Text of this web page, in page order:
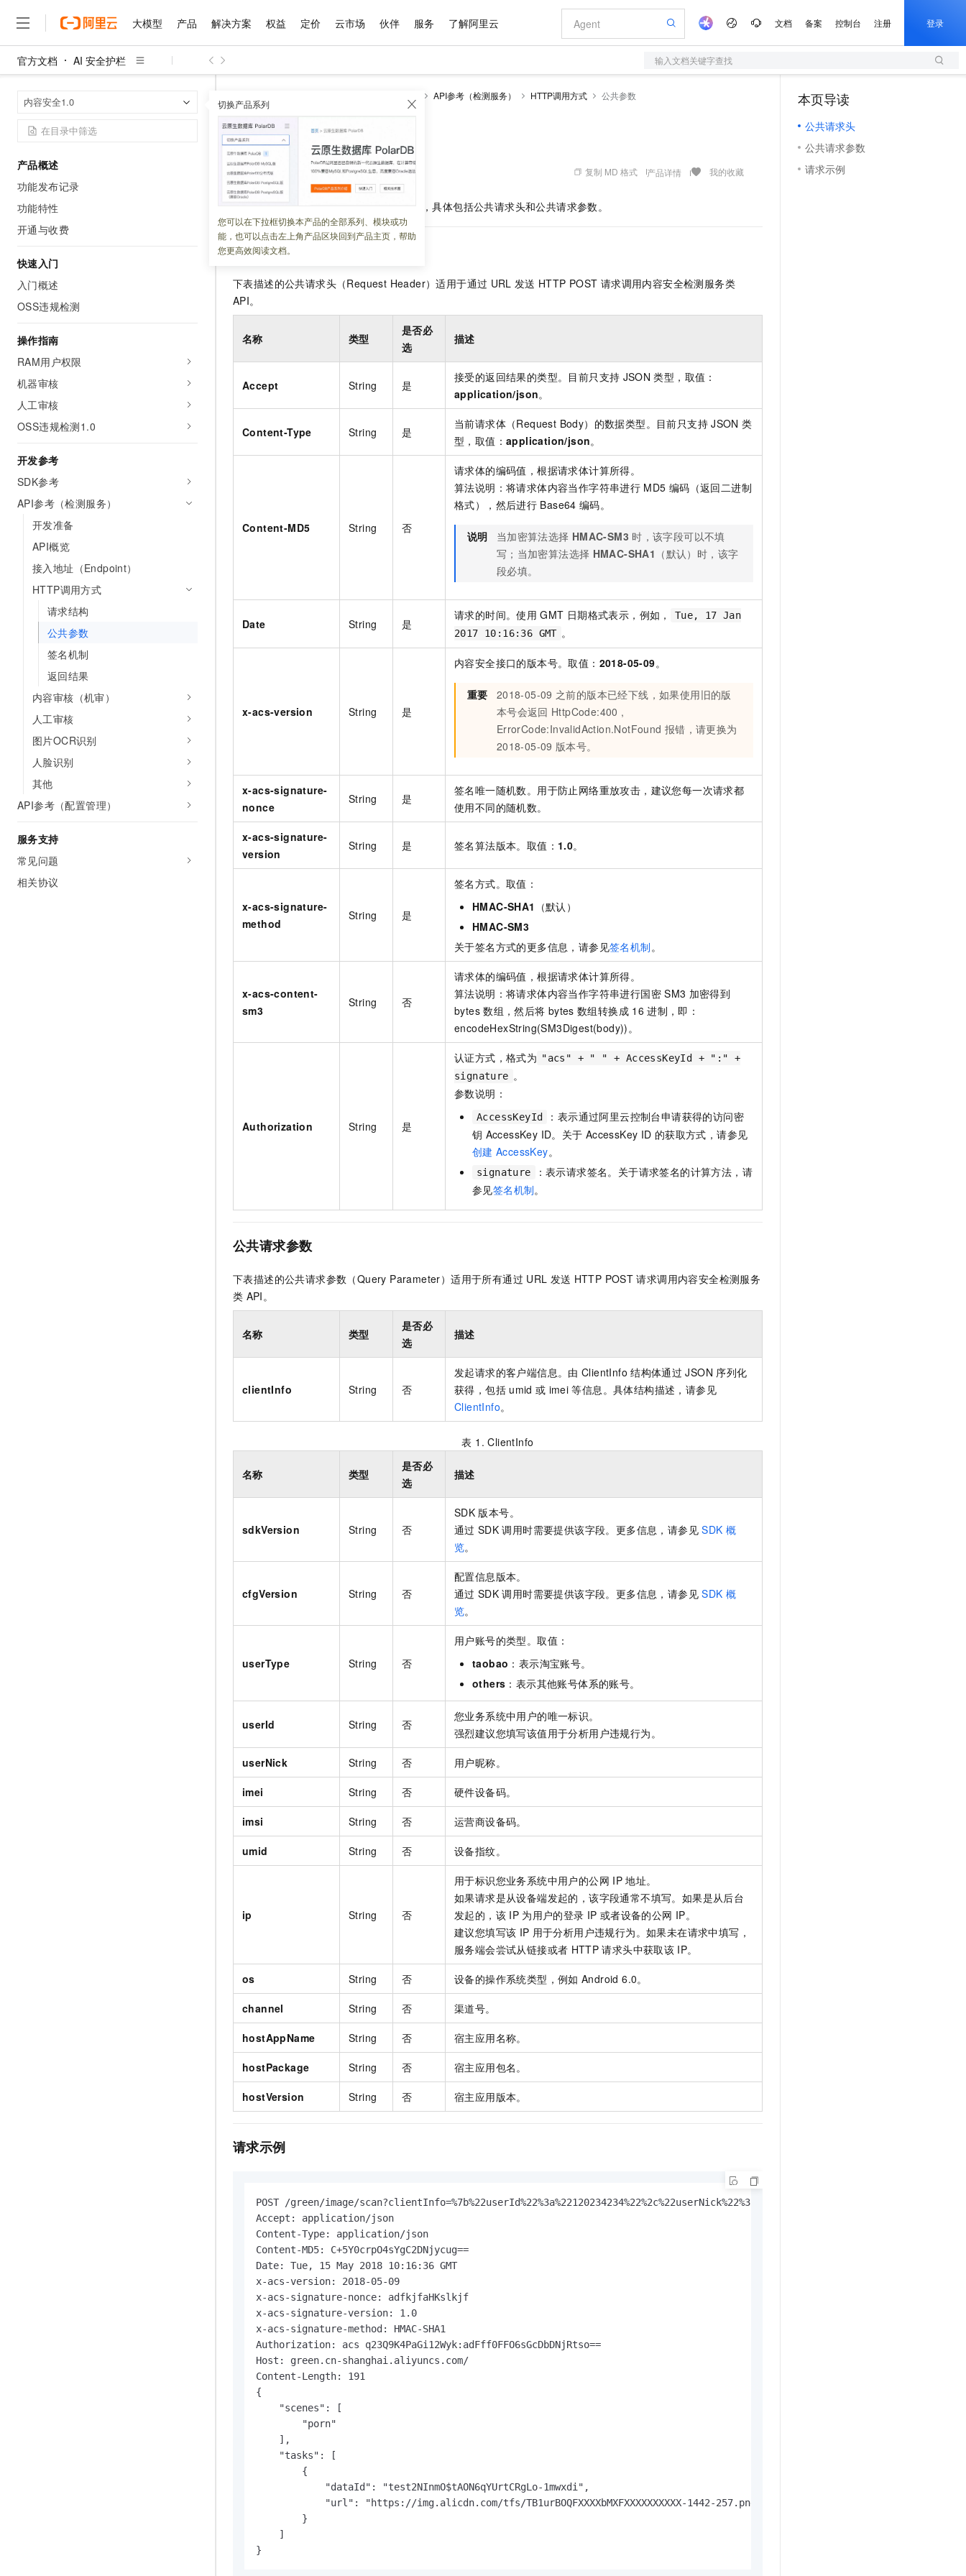
大模型 产品 解决方案 权益 定价 云市场 伙伴 服务 了解阿里云 文档 备案 控制台 注册 登录
官方文档 AI 安全护栏 输入文档关键字查找
内容安全1.0 切换产品系列
您可以在下拉框切换本产品的全部系列、模块或功
能，也可以点击左上角产品区块回到产品主页，帮助
您更高效阅读文档。
产品概述
功能发布记录
功能特性
开通与收费
快速入门
入门概述
OSS违规检测
操作指南
RAM用户权限
机器审核
人工审核
OSS违规检测1.0
开发参考
SDK参考
API参考（检测服务）
开发准备
API概览
接入地址（Endpoint）
HTTP调用方式
请求结构
公共参数
签名机制
返回结果
内容审核（机审）
人工审核
图片OCR识别
人脸识别
其他
API参考（配置管理）
服务支持
常见问题
相关协议
API参考（检测服务） HTTP调用方式 公共参数
公共参数
更新时间： 2026-05-05 01:54:40 复制 MD 格式 产品详情 我的收藏
请求都包含的内容，具体包括公共请求头和公共请求参数。
公共请求头
下表描述的公共请求头（Request Header）适用于通过 URL 发送 HTTP POST 请求调用内容安全检测服务类
API。
名称 类型
是否必
选
描述
Accept String 是
接受的返回结果的类型。目前只支持 JSON 类型，取值：
application/json。
Content-Type String 是
当前请求体（Request Body）的数据类型。目前只支持 JSON 类
型，取值： application/json。
Content-MD5 String 否
请求体的编码值，根据请求体计算所得。
算法说明：将请求体内容当作字符串进行 MD5 编码（返回二进制
格式），然后进行 Base64 编码。
说明 当加密算法选择 HMAC-SM3 时，该字段可以不填
写；当加密算法选择 HMAC-SHA1 （默认）时，该字
段必填。
Date String 是
请求的时间。使用 GMT 日期格式表示，例如，
Tue, 17 Jan
2017 10:16:36 GMT 。
x-acs-version String 是
内容安全接口的版本号。取值： 2018-05-09。
重要 2018-05-09 之前的版本已经下线，如果使用旧的版
本号会返回 HttpCode:400 ,
ErrorCode:InvalidAction.NotFound 报错，请更换为
2018-05-09 版本号。
x-acs-signature-
nonce
String 是
签名唯一随机数。用于防止网络重放攻击，建议您每一次请求都
使用不同的随机数。
x-acs-signature-
version
String 是 签名算法版本。取值： 1.0。
x-acs-signature-
method
String 是
签名方式。取值：
HMAC-SHA1 （默认）
HMAC-SM3
关于签名方式的更多信息，请参见签名机制。
x-acs-content-
sm3
String 否
请求体的编码值，根据请求体计算所得。
算法说明：将请求体内容当作字符串进行国密 SM3 加密得到
bytes 数组，然后将 bytes 数组转换成 16 进制，即：
encodeHexString(SM3Digest(body))。
Authorization String 是
认证方式，格式为 "acs" + " " + AccessKeyId + ":" +
signature 。
参数说明：
AccessKeyId
：表示通过阿里云控制台申请获得的访问密
钥 AccessKey ID。关于 AccessKey ID 的获取方式，请参见
创建 AccessKey。
signature
：表示请求签名。关于请求签名的计算方法，请
参见签名机制。
公共请求参数
下表描述的公共请求参数（Query Parameter）适用于所有通过 URL 发送 HTTP POST 请求调用内容安全检测服务
类 API。
名称 类型
是否必
选
描述
clientInfo String 否
发起请求的客户端信息。由 ClientInfo 结构体通过 JSON 序列化
获得，包括 umid 或 imei 等信息。具体结构描述，请参见
ClientInfo。
表 1.ClientInfo
名称 类型
是否必
选
描述
sdkVersion String 否
SDK 版本号。
通过 SDK 调用时需要提供该字段。更多信息，请参见 SDK 概
览。
cfgVersion String 否
配置信息版本。
通过 SDK 调用时需要提供该字段。更多信息，请参见 SDK 概
览。
userType String 否
用户账号的类型。取值：
taobao ：表示淘宝账号。
others ：表示其他账号体系的账号。
userId String 否
您业务系统中用户的唯一标识。
强烈建议您填写该值用于分析用户违规行为。
userNick String 否 用户昵称。
imei String 否 硬件设备码。
imsi String 否 运营商设备码。
umid String 否 设备指纹。
ip String 否
用于标识您业务系统中用户的公网 IP 地址。
如果请求是从设备端发起的，该字段通常不填写。如果是从后台
发起的，该 IP 为用户的登录 IP 或者设备的公网 IP。
建议您填写该 IP 用于分析用户违规行为。如果未在请求中填写，
服务端会尝试从链接或者 HTTP 请求头中获取该 IP。
os String 否 设备的操作系统类型，例如 Android 6.0。
channel String 否 渠道号。
hostAppName String 否 宿主应用名称。
hostPackage String 否 宿主应用包名。
hostVersion String 否 宿主应用版本。
请求示例
POST /green/image/
Accept: application/json
Content-Type: application/json
Content-MD5: C+5Y0crpO4sYgC2DNjycug==
Date: Tue, 15 May 2018 10:16:36 GMT
x-acs-version: 2018-05-09
x-acs-signature-nonce: adfkjfaHKslkjf
x-acs-signature-version: 1.0
x-acs-signature-method: HMAC-SHA1
Authorization: acs q23Q9K4PaGi12Wyk:adFff0FFO6sGcDbDNjRtso==
Host: green.cn-shanghai.aliyuncs.com/
Content-Length: 191
{
    "scenes": [
        "porn"
    ],
    "tasks": [
        {
            "dataId": "test2NInmO$tAON6qYUrtCRgLo-1mwxdi",
            "url": "https://img.alicdn.com/tfs/TB1urBOQFXXXXbMXFXXXXXXXXXX-1442-257.png"
        }
    ]
}
本页导读
公共请求头
公共请求参数
请求示例
大模型
大模型服务平台百炼
大模型
文本生成
Qwen3.8-Max HOT
智能体时代全能旗舰模型
能看、能想、能动手的多模态智能体模型
Qwen3-VL-Plus
Kimi 最新旗舰模型，长程编程与推理利器
旗舰 MoE 大模型，百万上下文与顶尖推理能力
GLM-5.2
1M上下文，专为长程任务能力而生
图生视频，流畅自然，细节丰富
Wan2.7-T2V
大模型服务
个人版上线、团队版降价；千问3.8-Max首发发尝鲜
千问AI平台-模型体验
AI 应用构建
丰富多元化的应用模版和解决方案
大模型服务平台百炼-智能体
灵活可视化地构建企业级 Agent
人工智能平台 PAI
大模型原生应用
面向真实软件的智能体编程平台
万有无界
秒悟
依托云原生高可用架构,实现Dify私有化部署
10 分钟在聊天系统中增加一个 AI 助手
用1%尺寸在特定领域达到大模型90%以上效果
即刻拥有 DeepSeek-R1 满血版
多种方案随心选，轻松解锁专属 DeepSeek
多模态数据信息提取
从文本、图片、视频中提取结构化的属性信息
超强辅助，Bolt.diy 一步搞定创意建站
产品
精选产品
人工智能与机器学习
存储
网络与CDN
安全
中间件
数据库
大数据计算
媒体服务
企业服务与云通信
域名与网站
终端用户计算
Serverless
迁移与运维管理
专有云
精选产品
大模型服务平台百炼
大模型服务与应用平台
千问大模型
多元化、高性能、安全可靠的大模型服务
无影云电脑
随时随地安全接入的云上超级电脑
云解析DNS
云原生大数据计算服务 MaxCompute
面向分析的企业级SaaS模式云数据仓库
域名与网站
对象存储 OSS
人工智能平台 PAI 大模型
一站式AI开发、训练和推理服务
Qoder CN
容器服务 Kubernetes 版 ACK
全托管，含MySQL、PostgreSQL、SQL Server、MariaDB多引擎
Qoder
面向真实软件的智能体编程平台
云防火墙
轻量应用服务器
数字证书管理服务（原SSL证书）
实现全站 HTTPS，呈现可信的 Web 访问
解决方案
精选解决方案
AI
现代化应用
安全
网络
可观测
上云与迁云
企业出海
精选解决方案
睿译宝，AI翻译排版一步到位
上传文档即自动完成翻译和格式还原
GLM-5.2：长任务时代开源旗舰模型
真正可用的 1M 上下文,一次完成代码全链路开发
Hermes Agent，打造自进化智能体
自主进化，持久记忆，越用越聪明
快速拥有专属 OpenClaw
即刻拥有 DeepSeek-V4-Pro
轻松解锁专属 DeepSeek-V4-Pro
5 分钟轻松部署专属 QwenPaw HOT
从聊天伙伴进化为能主动干活的本地数字员工
Claude Code + GStack 打造工程团队
一键购买专属联机服务器，轻松开启游戏
高效搭建 AI 智能体与工作流应用
Agency Agents：拥有专属领域专家
HappyHorse 打造一站式影视创作平台
权益 普惠上云
普惠上云 官方力荐
云服务器38元/年起，超值低价云产品抢先购
官方推荐返现计划
推荐新用户得奖励，单订单最高返9万
云工开物
高校专属算力普惠，学生认证享300元代金券
免费试用
解决方案免费试用 新老同享
最高领取价值200元试用点，立即开启云上创新
AI 产品 免费试用
产品新客免费试用，最长12个月
助力企业全员 AI 认知与能力提升
AI 特惠
智启 AI 普惠权益
阿里云 OPC 创新助力计划
至高百万元 Token 补贴，加速一人公司成长
Token Plan 模型订阅计划 NEW
Qwen3.8-Max 首发尝鲜，限时加量 10 倍，夜间低至2折
千问办公，限时限量积分加倍
万小智 AI 建站低至 15元/月
Night Plan 支持 Qwen 3.8-Max
夜间 5 折，Qwen/Meoo/TokenPlan 客户专享
AI 场景体验
从图文生成到视频创作，一键激活电商全链路生产力
AI 广告创作
图文、视频一站生成，高效打造优质广告素材
AI 短剧/漫剧
智能客服
AI 活动
AI 生产力先锋
先锋实践拓展 AI 生产力的边界
飞天发布时刻
所见，即是所愿
定价 产品定价
了解云产品的定价详情
云上成本管理
管理和优化成本
价格计算器
自助选配和估算价格
价格优势
推动算力普惠，释放技术红利
配置报价器
阿里云 OPC 创新助力计划
Token 补贴，五大权
益加速 OPC 成功
云市场 精选商城
网站建设
多端小程序
Salesforce 国际版订阅
友盟天域
观测云
Tuya 物联网平台阿里云版
电子合同
畅捷通
Tableau 订阅
生态解决方案
行业生态解决方案
数据与 API
数据集
身份实名认证
短信
OCR 文字识别
发票查验
快递物流查询
企业应用
ERP
CRM
财税管理
基础软件
JAVA
WordPress
Ubuntu
SUSE
建站小程序
模板建站
定制建站
模板小程序
APP 开发
专业服务
伙伴 成为销售伙伴
分销伙伴
咨询伙伴
销售伙伴合作计划
Salesforce On Alibaba Cloud
Consulting Partner 合作计划
成为产品伙伴
产品生态集成认证中心
产品生态伙伴工作台
产品伙伴合作计划
云网络合作计划
成为服务伙伴
服务伙伴合作计划
Al MaaS 服务伙伴赋能合作
伙伴信用分合作计划
更多支持
服务 售前咨询
在线服务
售后服务
自助服务
工单服务
短信专区
企业增值服务
企业支持计划
企业增值服务台
企业成长
服务实践
阿里云认证
信息公告
开发者社区
了解阿里云 为什么选择阿里云
什么是云计算
技术领先
稳定可靠
安全合规
分析师报告
研究报告与白皮书
天池大赛
AI 算法大赛
云开发大赛
入门学习赛
最佳实践
云上春晚
云栖战略参考
云上的中国
看见新力量
金融模力时刻
市场活动 加入我们
校园招聘